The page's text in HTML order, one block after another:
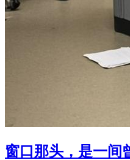
窗口那头，是一间